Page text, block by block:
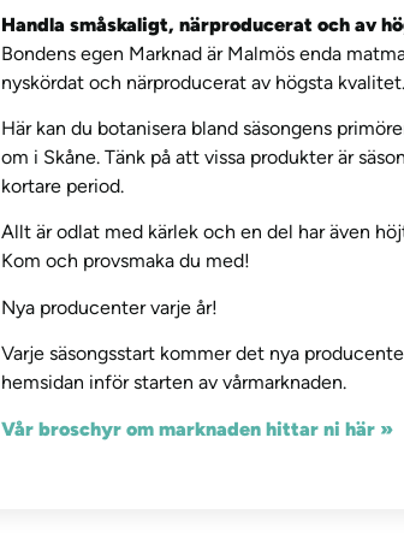
Handla småskaligt, närproducerat och av
Bondens egen Marknad är Malmös enda
nyskördat och närproducerat av högsta kvalitet.
Här kan du botanisera bland säsongens
om i Skåne. Tänk på att vissa produkter är
kortare period.
Allt är odlat med kärlek och en del har även
Kom och provsmaka du med!
Nya producenter varje år!
Varje säsongsstart kommer det nya
hemsidan inför starten av vårmarknaden.
Vår broschyr om marknaden hittar ni här »